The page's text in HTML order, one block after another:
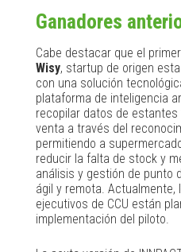
Ganadores
Cabe destacar que el
Wisy, startup de origen
con una solución
plataforma de inteligencia
recopilar datos de
venta a través del
permitiendo a
reducir la falta de stock y
análisis y gestión de punto
ágil y remota. Actualmente,
ejecutivos de CCU están
implementación del piloto.